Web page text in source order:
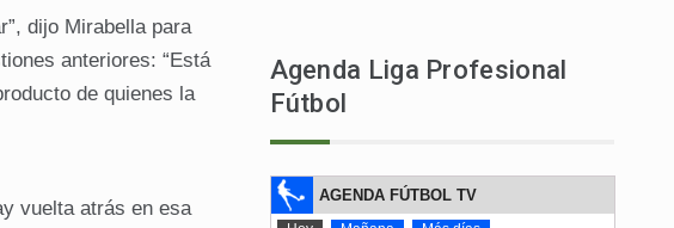
dijo Mirabella para
anteriores: “Está
de quienes la
vuelta atrás en esa
Agenda Liga Profesional
Fútbol